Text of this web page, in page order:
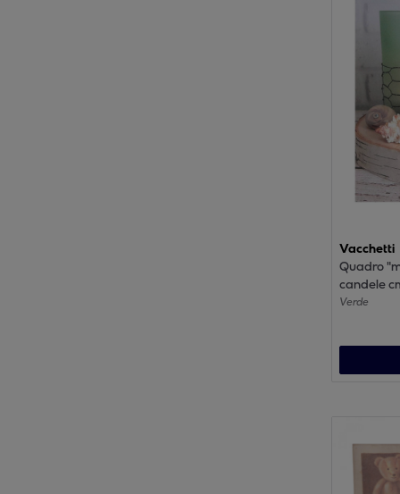
Vacchetti
Quadro
candele
Verde